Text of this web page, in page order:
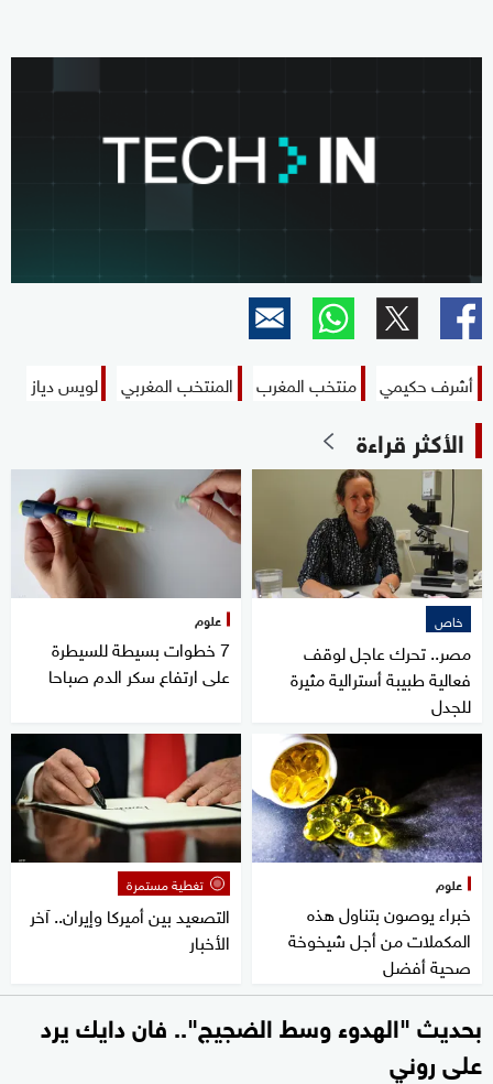
أشرف حكيمي منتخب المغرب المنتخب المغربي لويس دياز
الأكثر قراءة
خاص
مصر.. تحرك عاجل لوقف
فعالية طبيبة أسترالية مثيرة
للجدل
علوم
7 خطوات بسيطة للسيطرة
على ارتفاع سكر الدم صباحا
علوم
خبراء يوصون بتناول هذه
المكملات من أجل شيخوخة
صحية أفضل
تغطية مستمرة
التصعيد بين أميركا وإيران.. آخر
الأخبار
بحديث "الهدوء وسط الضجيج".. فان دايك يرد
على روني